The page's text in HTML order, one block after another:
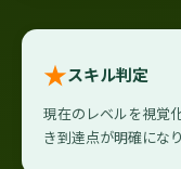
★スキル判定
現在のレベルを視覚
き到達点が明確になり